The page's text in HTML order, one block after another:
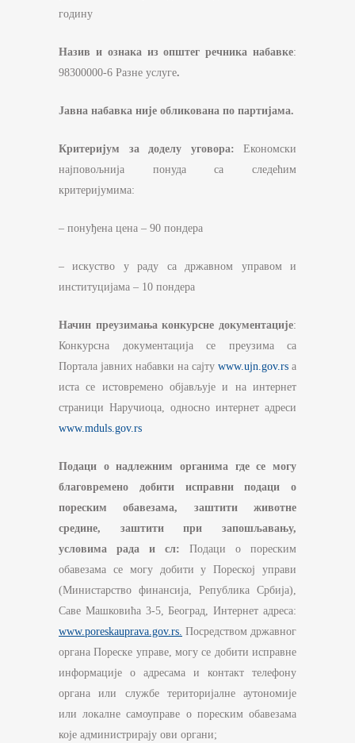
годину
Назив и ознака из општег речника набавке:
98300000-6 Разне услуге.
Јавна набавка није обликована по партијама.
Критеријум за доделу уговора: Економски
најповољнија понуда са следећим
критеријумима:
– понуђена цена – 90 пондера
– искуство у раду са државном управом и
институцијама – 10 пондера
Начин преузимања конкурсне документације:
Конкурсна документација се преузима са
Портала јавних набавки на сајту www.ujn.gov.rs а
иста се истовремено објављује и на интернет
страници Наручиоца, односно интернет адреси
www.mduls.gov.rs
Подаци о надлежним органима где се могу
благовремено добити исправни подаци о
пореским обавезама, заштити животне
средине, заштити при запошљавању,
условима рада и сл: Подаци о пореским
обавезама се могу добити у Пореској управи
(Министарство финансија, Република Србија),
Саве Машковића 3-5, Београд, Интернет адреса:
www.poreskauprava.gov.rs. Посредством државног
органа Пореске управе, могу се добити исправне
информације о адресама и контакт телефону
органа или службе територијалне аутономије
или локалне самоуправе о пореским обавезама
које администрирају ови органи;